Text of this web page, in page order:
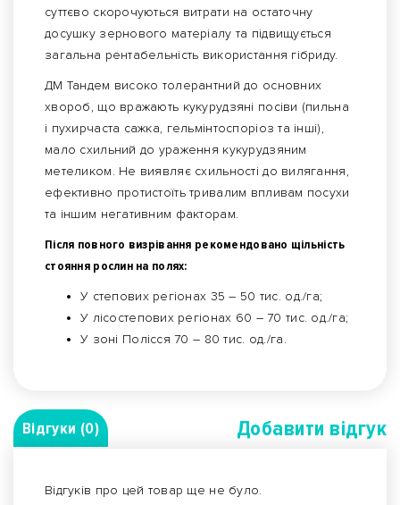
суттєво скорочуються витрати на остаточну
досушку зернового матеріалу та підвищується
загальна рентабельність використання гібриду.
ДМ Тандем високо толерантний до основних
хвороб, що вражають кукурудзяні посіви (пильна
і пухирчаста сажка, гельмінтоспоріоз та інші),
мало схильний до ураження кукурудзяним
метеликом. Не виявляє схильності до вилягання,
ефективно протистоїть тривалим впливам посухи
та іншим негативним факторам.
Після повного визрівання рекомендовано щільність
стояння рослин на полях:
У степових регіонах 35 – 50 тис. од./га;
У лісостепових регіонах 60 – 70 тис. од./га;
У зоні Полісся 70 – 80 тис. од./га.
Відгуки (0) Добавити вiдгук
Відгуків про цей товар ще не було.